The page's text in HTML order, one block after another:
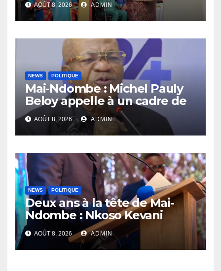
compétences au service de
la nation
AOÛT 8, 2026 ADMIN
NEWS POLITIQUE
Mai-Ndombe : Michel Pauly
Beloy appelle à un cadre de
concertation avant la tenue
du dialogue inclusif
AOÛT 8, 2026 ADMIN
NEWS POLITIQUE
Deux ans à la tête de Mai-
Ndombe : Nkoso Kevani
défend son bilan et fait de la
sécurité sa priorité
AOÛT 8, 2026 ADMIN